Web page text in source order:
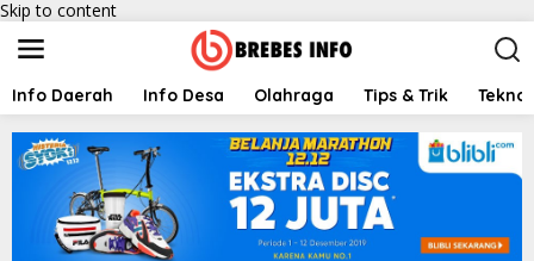
Skip to content
Info Daerah Info Desa Olahraga Tips & Trik